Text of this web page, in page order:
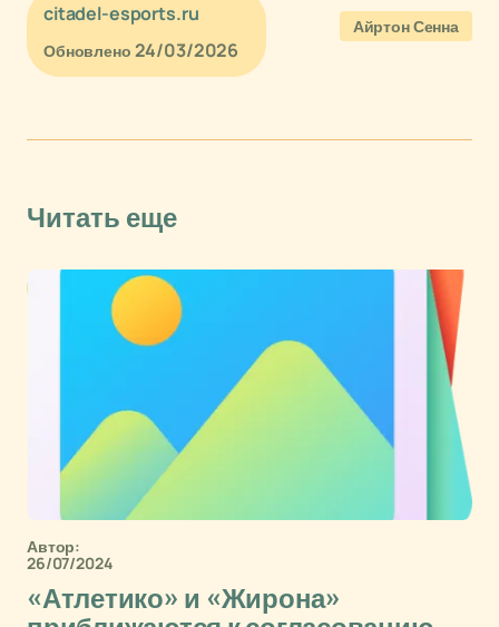
citadel-esports.ru
Обновлено 24/03/2026
Айртон Сенна
Читать еще
Автор:
26/07/2024
«Атлетико» и «Жирона»